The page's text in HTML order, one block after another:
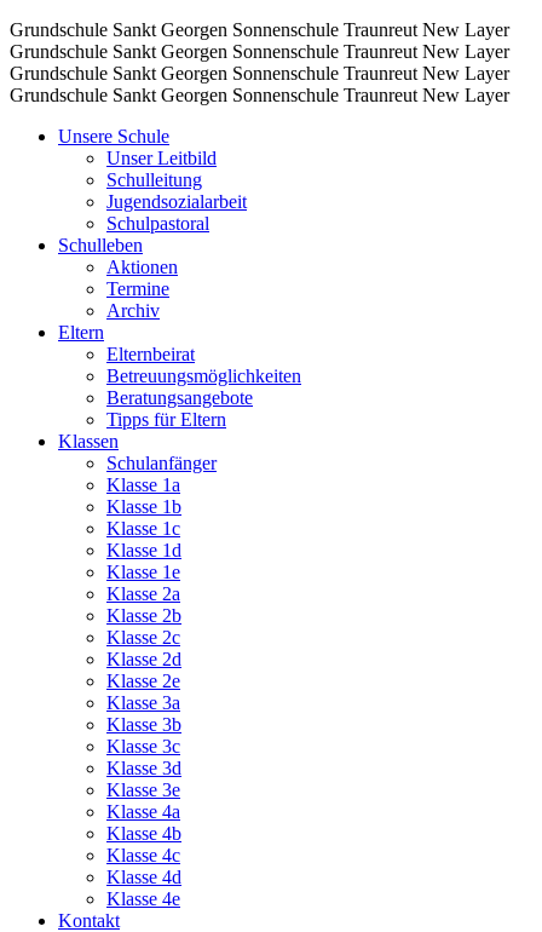
Grundschule Sankt Georgen Sonnenschule Traunreut New Layer
Grundschule Sankt Georgen Sonnenschule Traunreut New Layer
Grundschule Sankt Georgen Sonnenschule Traunreut New Layer
Grundschule Sankt Georgen Sonnenschule Traunreut New Layer
Unsere Schule
Unser Leitbild
Schulleitung
Jugendsozialarbeit
Schulpastoral
Schulleben
Aktionen
Termine
Archiv
Eltern
Elternbeirat
Betreuungsmöglichkeiten
Beratungsangebote
Tipps für Eltern
Klassen
Schulanfänger
Klasse 1a
Klasse 1b
Klasse 1c
Klasse 1d
Klasse 1e
Klasse 2a
Klasse 2b
Klasse 2c
Klasse 2d
Klasse 2e
Klasse 3a
Klasse 3b
Klasse 3c
Klasse 3d
Klasse 3e
Klasse 4a
Klasse 4b
Klasse 4c
Klasse 4d
Klasse 4e
Kontakt